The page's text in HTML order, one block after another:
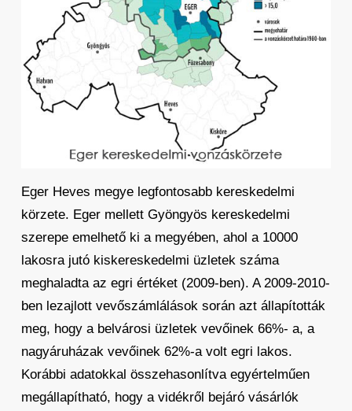
Eger Heves megye legfontosabb kereskedelmi
körzete. Eger mellett Gyöngyös kereskedelmi
szerepe emelhető ki a megyében, ahol a 10000
lakosra jutó kiskereskedelmi üzletek száma
meghaladta az egri értéket (2009-ben). A 2009-2010-
ben lezajlott vevőszámlálások során azt állapították
meg, hogy a belvárosi üzletek vevőinek 66%- a, a
nagyáruházak vevőinek 62%-a volt egri lakos.
Korábbi adatokkal összehasonlítva egyértelműen
megállapítható, hogy a vidékről bejáró vásárlók